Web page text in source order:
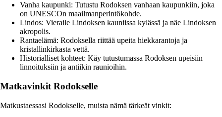
Vanha kaupunki: Tutustu Rodoksen vanhaan kaupunkiin, joka
on UNESCOn maailmanperintökohde.
Lindos: Vieraile Lindoksen kauniissa kylässä ja näe Lindoksen
akropolis.
Rantaelämä: Rodoksella riittää upeita hiekkarantoja ja
kristallinkirkasta vettä.
Historialliset kohteet: Käy tutustumassa Rodoksen upeisiin
linnoituksiin ja antiikin raunioihin.
Matkavinkit Rodokselle
Matkustaessasi Rodokselle, muista nämä tärkeät vinkit: